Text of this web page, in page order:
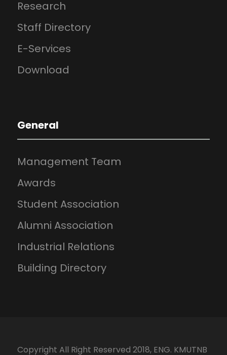
Research
Staff Directory
E-Services
Download
General
Management Team
Awards
Student Association
Alumni Association
Industrial Relations
Building Directory
Copyright All Right Reserved 2018, ENG. KMUTNB